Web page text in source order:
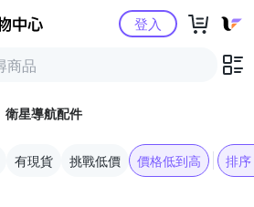
Yahoo購物中心登入
衛星導航配件
有現貨 挑戰低價 價格低到高 排序